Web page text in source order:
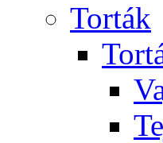
Torták